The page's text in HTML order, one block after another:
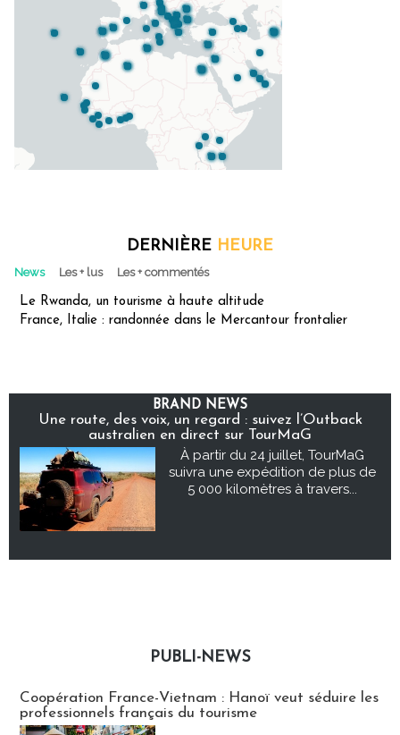
DERNIÈRE HEURE
News Les + lus Les + commentés
Le Rwanda, un tourisme à haute altitude
France, Italie : randonnée dans le Mercantour frontalier
BRAND NEWS
Une route, des voix, un regard : suivez l’Outback
australien en direct sur TourMaG
À partir du 24 juillet, TourMaG
suivra une expédition de plus de
5 000 kilomètres à travers...
PUBLI-NEWS
Coopération France-Vietnam : Hanoï veut séduire les
professionnels français du tourisme